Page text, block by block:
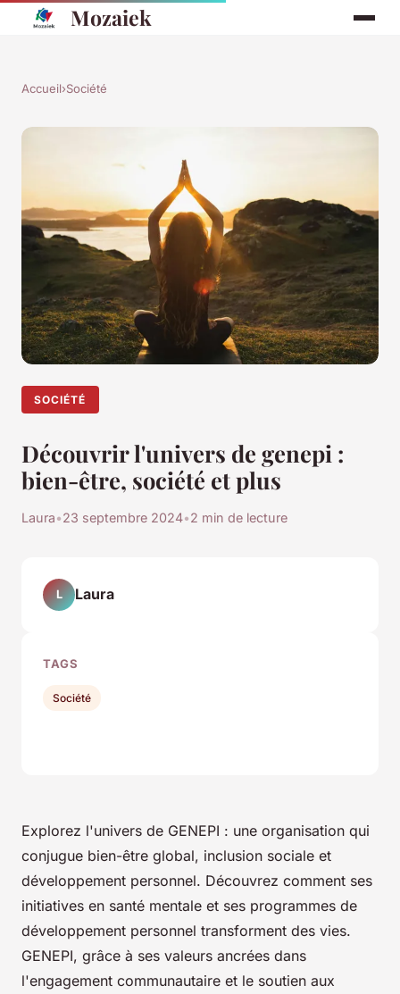
Mozaiek
Accueil›Société
SOCIÉTÉ
Découvrir l'univers de genepi :
bien-être, société et plus
Laura•23 septembre 2024•2 min de lecture
Explorez l'univers de GENEPI : une organisation qui
conjugue bien-être global, inclusion sociale et
développement personnel. Découvrez comment ses
initiatives en santé mentale et ses programmes de
développement personnel transforment des vies.
GENEPI, grâce à ses valeurs ancrées dans
l'engagement communautaire et le soutien aux
L Laura
TAGS
Société